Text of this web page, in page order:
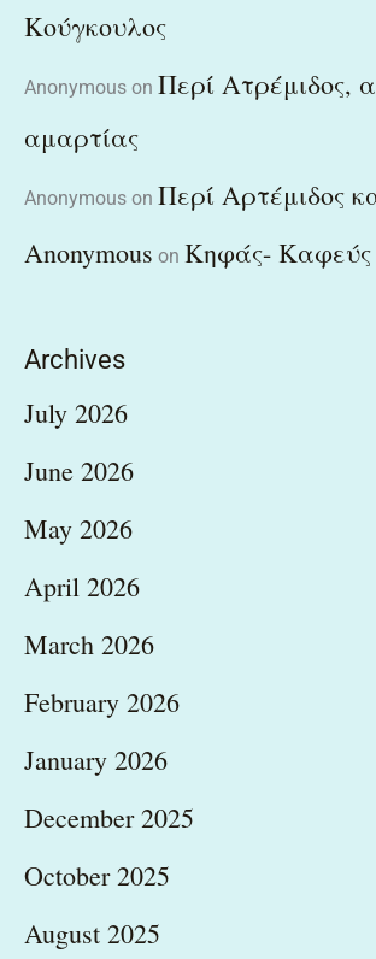
Κούγκουλος
Anonymous on Περί Ατρέμιδος,
αμαρτίας
Anonymous on Περί Αρτέμιδος
Anonymous on Κηφάς-
Archives
July 2026
June 2026
May 2026
April 2026
March 2026
February 2026
January 2026
December 2025
October 2025
August 2025